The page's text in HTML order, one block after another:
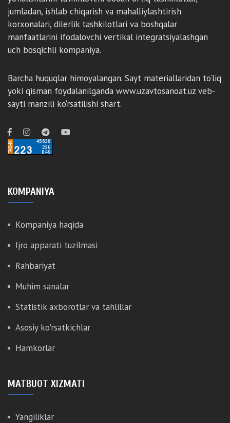
jumladan, ishlab chiqarish va mahalliylashtirish
korxonalari, dilerlik tashkilotlari va boshqalar
manfaatlarini ifodalovchi vertikal integratsiyalashgan
uch bosqichli kompaniya.
Barcha huquqlar himoyalangan. Sayt materiallaridan to‘liq
yoki qisman foydalanilganda www.uzavtosanoat.uz veb-
sayti manzili ko‘rsatilishi shart.
KOMPANIYA
Kompaniya haqida
Ijro apparati tuzilmasi
Rahbariyat
Muhim sanalar
Statistik axborotlar va tahlillar
Asosiy ko'rsatkichlar
Hamkorlar
MATBUOT XIZMATI
Yangiliklar